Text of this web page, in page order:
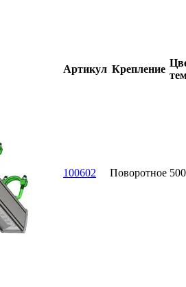
Артикул Крепление
100602 Поворотное